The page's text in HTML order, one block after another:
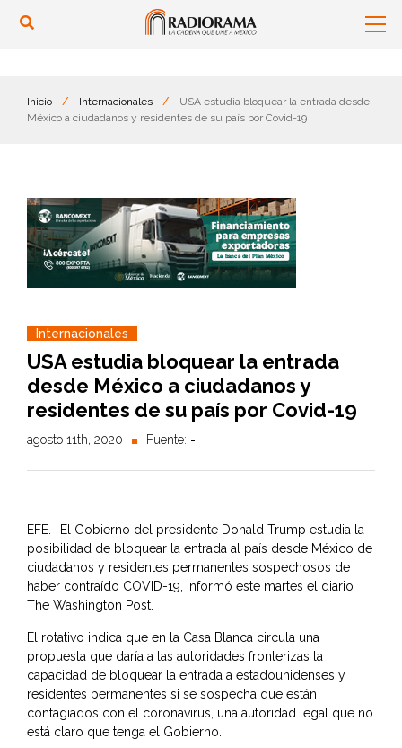
Inicio / Internacionales /
USA estudia bloquear la entrada desde
México a ciudadanos y residentes de su país por Covid-19
Internacionales
USA estudia bloquear la entrada
desde México a ciudadanos y
residentes de su país por Covid-19
agosto 11th, 2020 Fuente: -
EFE.- El Gobierno del presidente Donald Trump estudia la
posibilidad de bloquear la entrada al país desde México de
ciudadanos y residentes permanentes sospechosos de
haber contraído COVID-19, informó este martes el diario
The Washington Post.
El rotativo indica que en la Casa Blanca circula una
propuesta que daría a las autoridades fronterizas la
capacidad de bloquear la entrada a estadounidenses y
residentes permanentes si se sospecha que están
contagiados con el coronavirus, una autoridad legal que no
está claro que tenga el Gobierno.